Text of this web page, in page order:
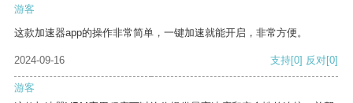
游客
这款加速器app的操作非常简单，一键加速就能开启，非常方便。
2024-09-16 支持[0] 反对[0]
游客